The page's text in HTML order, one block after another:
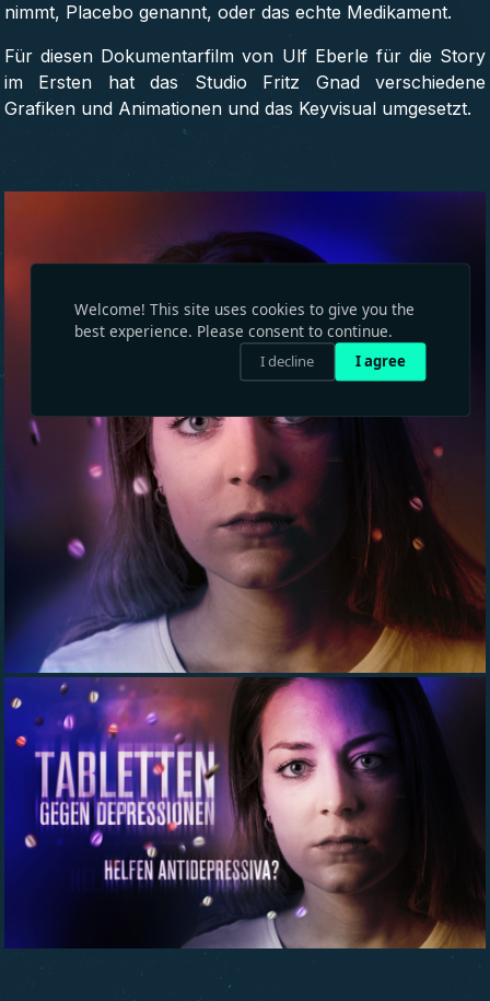
nimmt, Placebo genannt, oder das echte Medikament.
Für diesen Dokumentarfilm von Ulf Eberle für die Story
im Ersten hat das Studio Fritz Gnad verschiedene
Grafiken und Animationen und das Keyvisual umgesetzt.
Welcome! This site uses cookies to give you the
best experience. Please consent to continue.
I decline I agree